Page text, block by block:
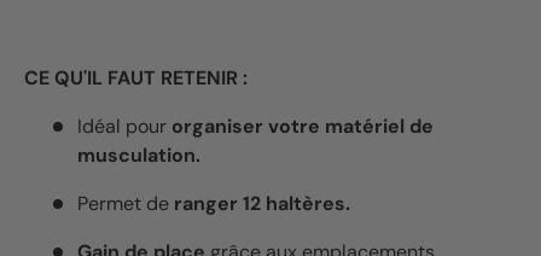
CE QU'IL FAUT RETENIR :
Idéal pour organiser votre matériel de
musculation.
Permet de ranger 12 haltères.